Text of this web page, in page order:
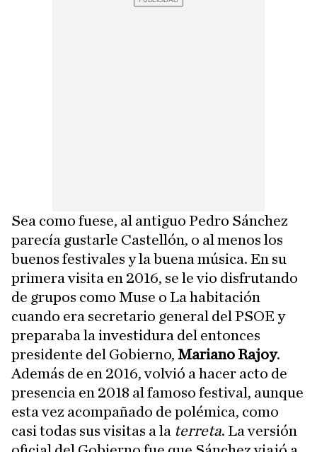
Sea como fuese, al antiguo Pedro Sánchez
parecía gustarle Castellón, o al menos los
buenos festivales y la buena música. En su
primera visita en 2016, se le vio disfrutando
de grupos como Muse o La habitación
cuando era secretario general del PSOE y
preparaba la investidura del entonces
presidente del Gobierno, Mariano Rajoy.
Además de en 2016, volvió a hacer acto de
presencia en 2018 al famoso festival, aunque
esta vez acompañado de polémica, como
casi todas sus visitas a la terreta. La versión